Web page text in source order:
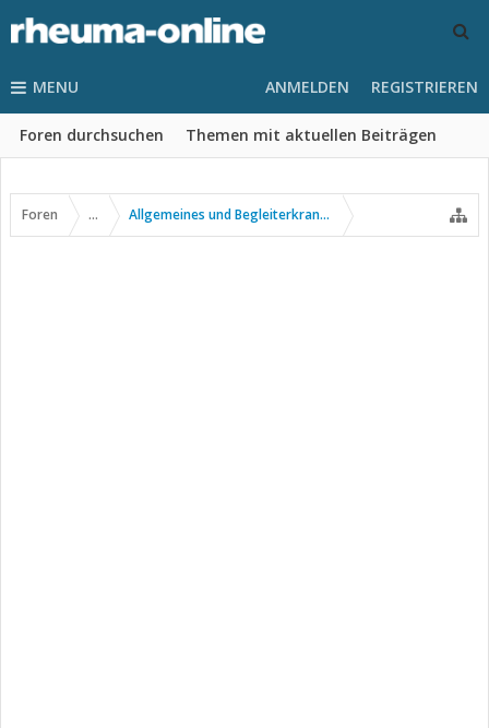
MENU
Foren durchsuchen Themen mit aktuellen Beiträgen
ANMELDEN REGISTRIEREN
Foren ... Allgemeines und Begleiterkrankungen